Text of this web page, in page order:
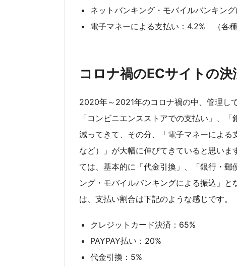
ネットバンキング・モバイルバンキン
電子マネーによる支払い：4.2% （各
コロナ禍のECサイトの決
2020年～2021年のコロナ禍の中、管理し
「コンビニエンスストアでの支払い」、
減ってきて、その分、「電子マネーによる
など）」が大幅に伸びてきていると思い
ては、基本的に「代金引換」、「銀行・
ング・モバイルバンキングによる振込」
は、支払い割合は下記のような感じです。
クレジットカード決済：65%
PAYPAY払い：20%
代金引換：5%